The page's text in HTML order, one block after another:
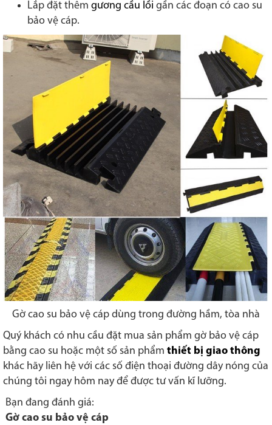
Lắp đặt thêm gương cầu lồi gần các đoạn có cao su
bảo vệ cáp.
Gờ cao su bảo vệ cáp dùng trong đường hầm, tòa nhà
Quý khách có nhu cầu đặt mua sản phẩm gờ bảo vệ cáp
bằng cao su hoặc một số sản phẩm thiết bị giao thông
khác hãy liên hệ với các số điện thoại đường dây nóng của
chúng tôi ngay hôm nay để được tư vấn kĩ lưỡng.
Bạn đang đánh giá:
Gờ cao su bảo vệ cáp